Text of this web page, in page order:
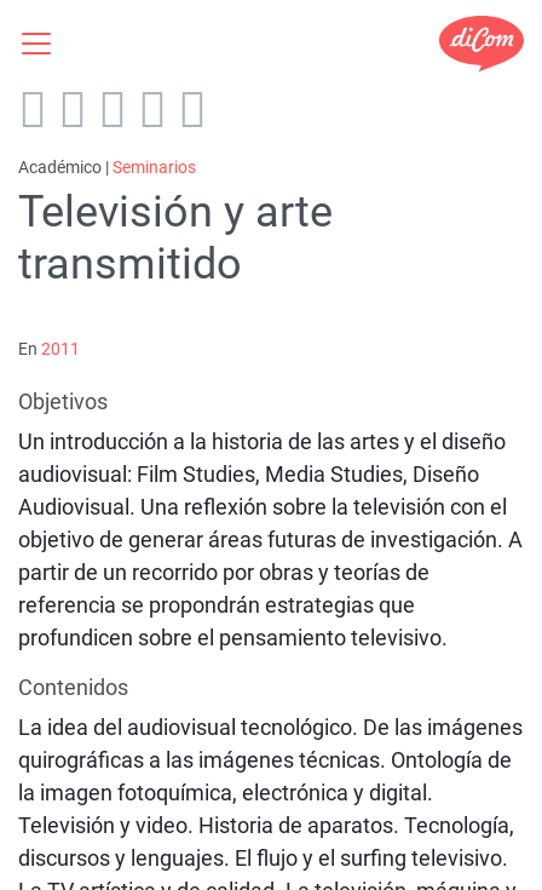
Académico |Seminarios
Televisión y arte
transmitido
En 2011
Objetivos
Un introducción a la historia de las artes y el diseño
audiovisual: Film Studies, Media Studies, Diseño
Audiovisual. Una reflexión sobre la televisión con el
objetivo de generar áreas futuras de investigación. A
partir de un recorrido por obras y teorías de
referencia se propondrán estrategias que
profundicen sobre el pensamiento televisivo.
Contenidos
La idea del audiovisual tecnológico. De las imágenes
quirográficas a las imágenes técnicas. Ontología de
la imagen fotoquímica, electrónica y digital.
Televisión y video. Historia de aparatos. Tecnología,
discursos y lenguajes. El flujo y el surfing televisivo.